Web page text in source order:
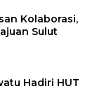
Kolaborasi,
Sulut
Hadiri HUT